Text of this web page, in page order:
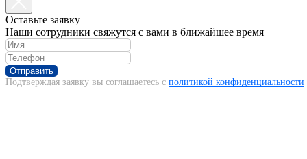
Оставьте заявку
Наши сотрудники свяжутся с вами в ближайшее время
Отправить
Подтверждая заявку вы соглашаетесь с политикой конфиденциальности